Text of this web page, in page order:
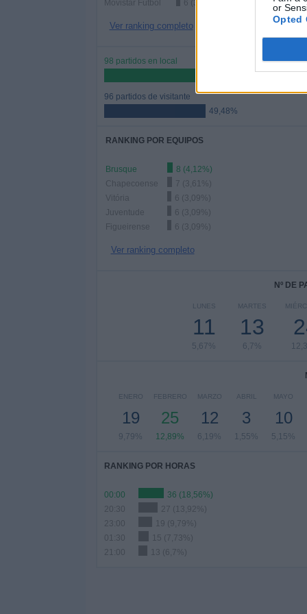
or
Opted
Movistar Fútbol
6 (3,09%)
Ver ranking completo
98 partidos en local
96 partidos de visitante
49,48%
RANKING POR EQUIPOS
Brusque
8 (4,12%)
Chapecoense
7 (3,61%)
Vitória
6 (3,09%)
Juventude
6 (3,09%)
Figueirense
6 (3,09%)
Ver ranking completo
Nº DE
LUNES
11
5,67%
MARTES
13
6,7%
ENERO
19
9,79%
FEBRERO
25
12,89%
MARZO
12
6,19%
ABRIL
3
1,55%
MAYO
10
5,15%
RANKING POR HORAS
00:00
36 (18,56%)
20:30
27 (13,92%)
23:00
19 (9,79%)
01:30
15 (7,73%)
21:00
13 (6,7%)